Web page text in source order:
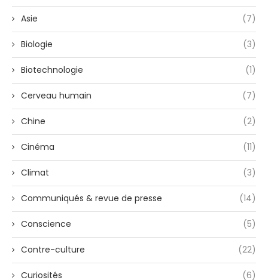
Asie (7)
Biologie (3)
Biotechnologie (1)
Cerveau humain (7)
Chine (2)
Cinéma (11)
Climat (3)
Communiqués & revue de presse (14)
Conscience (5)
Contre-culture (22)
Curiosités (6)